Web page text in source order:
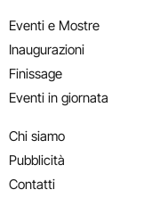
Eventi e Mostre
Inaugurazioni
Finissage
Eventi in giornata
Chi siamo
Pubblicità
Contatti